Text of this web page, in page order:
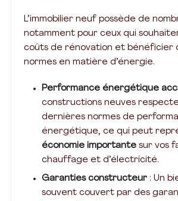
L’immobilier neuf possède de
notamment pour ceux qui
coûts de rénovation et bénéficier
normes en matière d’énergie.
Performance énergétique
constructions neuves
dernières normes de
énergétique, ce qui peut
économie importante sur vos
chauffage et d’électricité.
Garanties constructeur : Un
souvent couvert par des